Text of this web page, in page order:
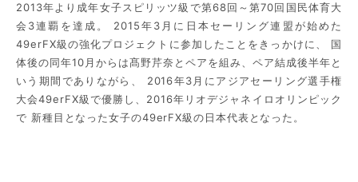
2013年より成年女子スピリッツ級で第68回～第70回国民体育大
会3連覇を達成。 2015年3月に日本セーリング連盟が始めた
49erFX級の強化プロジェクトに参加したことをきっかけに、 国
体後の同年10月からは髙野芹奈とペアを組み、ペア結成後半年と
いう期間でありながら、 2016年3月にアジアセーリング選手権
大会49erFX級で優勝し、2016年リオデジャネイロオリンピック
で 新種目となった女子の49erFX級の日本代表となった。